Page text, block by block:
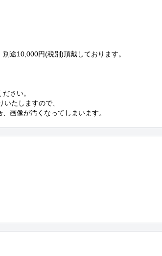
途10,000円(税別)頂戴しております。
さい。
たしますので、
画像が汚くなってしまいます。